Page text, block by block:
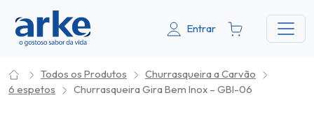
Entrar
Todos os Produtos
Churrasqueira a Carvão
6 espetos
Churrasqueira Gira Bem Inox – GBI-06